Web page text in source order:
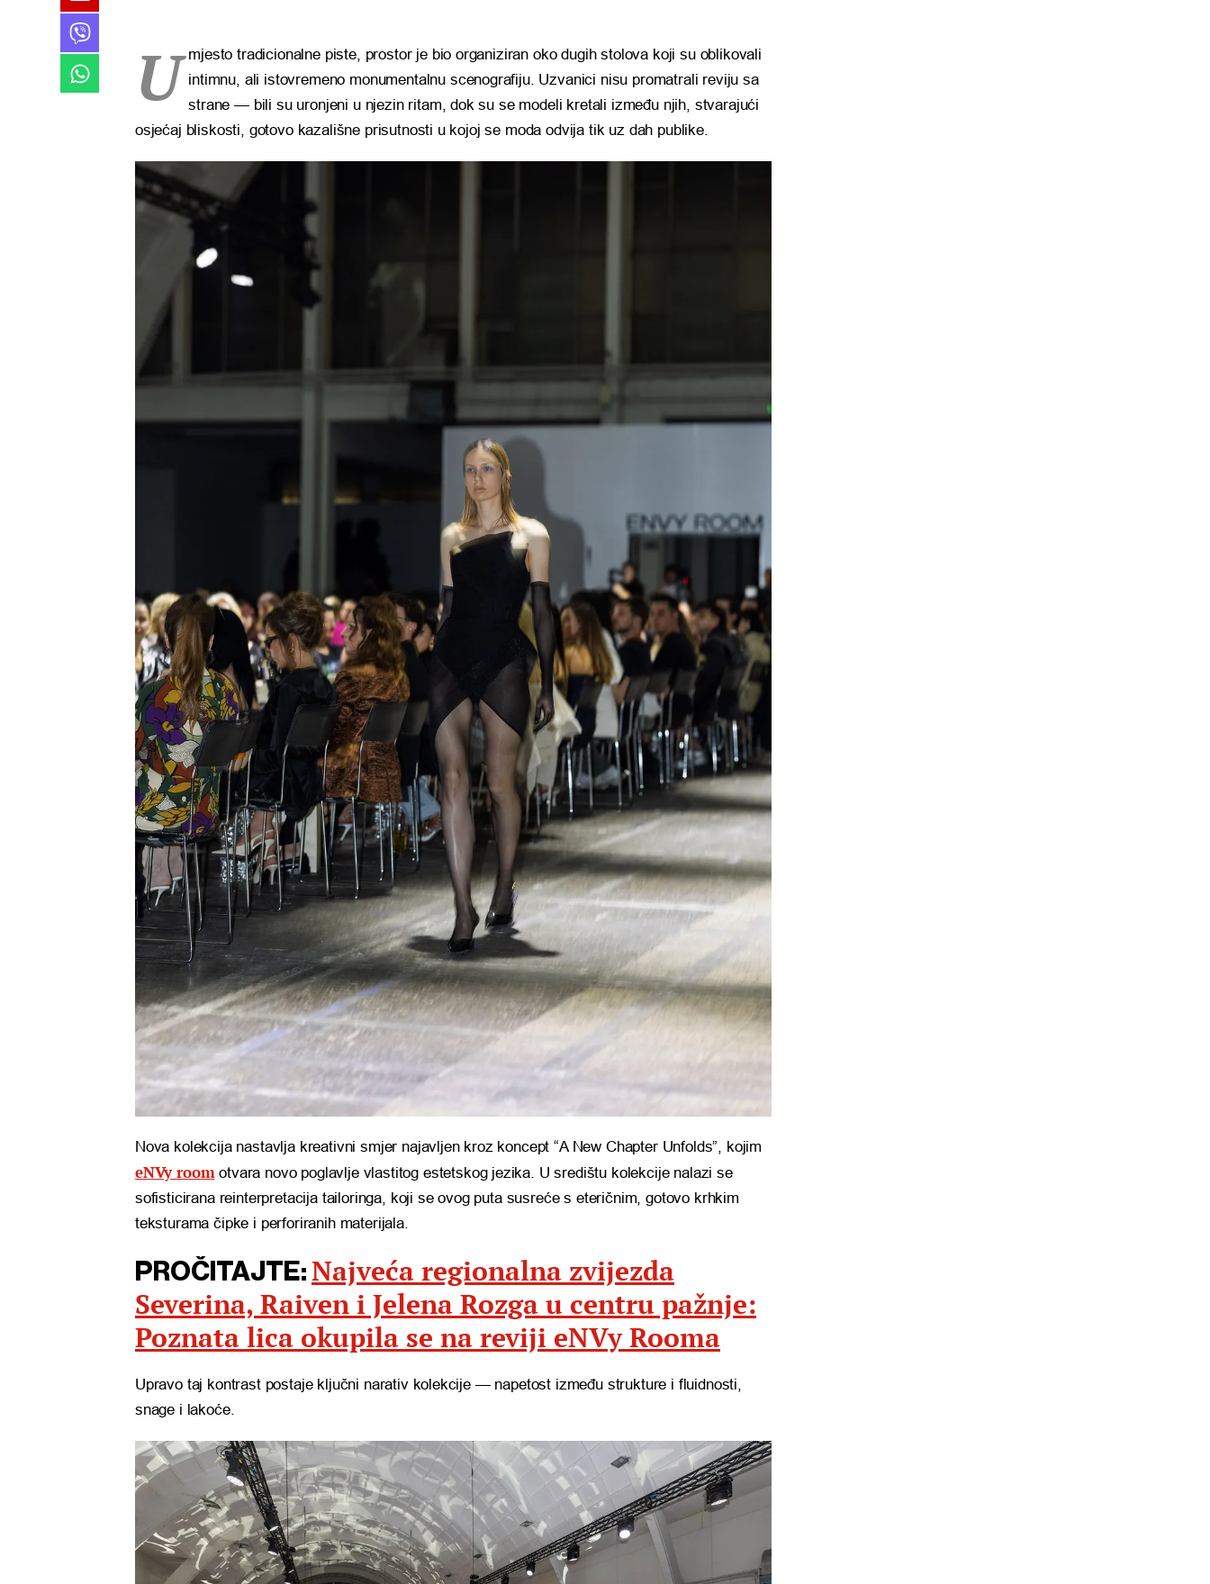
U mjesto tradicionalne piste, prostor je bio organiziran oko dugih stolova koji su oblikovali
intimnu, ali istovremeno monumentalnu scenografiju. Uzvanici nisu promatrali reviju sa
strane — bili su uronjeni u njezin ritam, dok su se modeli kretali između njih, stvarajući
osjećaj bliskosti, gotovo kazališne prisutnosti u kojoj se moda odvija tik uz dah publike.
Nova kolekcija nastavlja kreativni smjer najavljen kroz koncept “A New Chapter Unfolds”, kojim
eNVy roomotvara novo poglavlje vlastitog estetskog jezika. U središtu kolekcije nalazi se
sofisticirana reinterpretacija tailoringa, koji se ovog puta susreće s eteričnim, gotovo krhkim
teksturama čipke i perforiranih materijala.
PROČITAJTE: Najveća regionalna zvijezda
Severina, Raiven i Jelena Rozga u centru pažnje:
Poznata lica okupila se na reviji eNVy Rooma
Upravo taj kontrast postaje ključni narativ kolekcije — napetost između strukture i fluidnosti,
snage i lakoće.